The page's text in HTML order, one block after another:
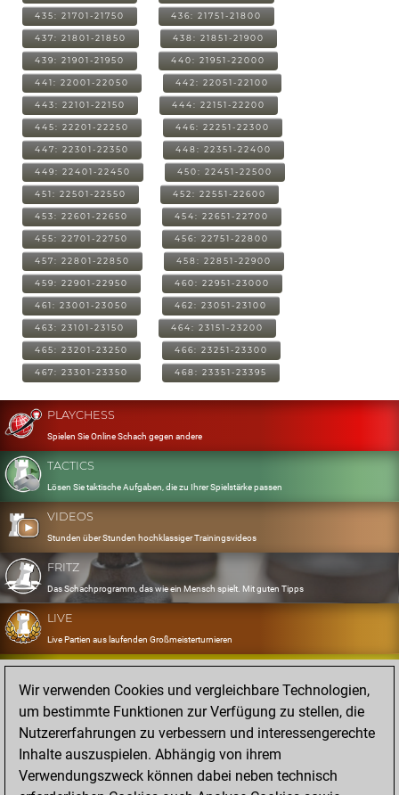
435: 21701-21750 436: 21751-21800
437: 21801-21850 438: 21851-21900
439: 21901-21950 440: 21951-22000
441: 22001-22050 442: 22051-22100
443: 22101-22150 444: 22151-22200
445: 22201-22250 446: 22251-22300
447: 22301-22350 448: 22351-22400
449: 22401-22450 450: 22451-22500
451: 22501-22550 452: 22551-22600
453: 22601-22650 454: 22651-22700
455: 22701-22750 456: 22751-22800
457: 22801-22850 458: 22851-22900
459: 22901-22950 460: 22951-23000
461: 23001-23050 462: 23051-23100
463: 23101-23150 464: 23151-23200
465: 23201-23250 466: 23251-23300
467: 23301-23350 468: 23351-23395
PLAYCHESS
Spielen Sie Online Schach gegen andere
TACTICS
Lösen Sie taktische Aufgaben, die zu Ihrer Spielstärke passen
VIDEOS
Stunden über Stunden hochklassiger Trainingsvideos
FRITZ
Das Schachprogramm, das wie ein Mensch spielt. Mit guten Tipps
LIVE
Live Partien aus laufenden Großmeisterturnieren
OPENINGS
Erfassen und Üben Sie Ihr Eröffnungsrepertoire
DATABASE
Acht Millionen starke Partien
MYGAMES
Speichern und analysieren Sie eigene Partien in der Cloud
Wir verwenden Cookies und vergleichbare Technologien,
um bestimmte Funktionen zur Verfügung zu stellen, die
Nutzererfahrungen zu verbessern und interessengerechte
Inhalte auszuspielen. Abhängig von ihrem
Verwendungszweck können dabei neben technisch